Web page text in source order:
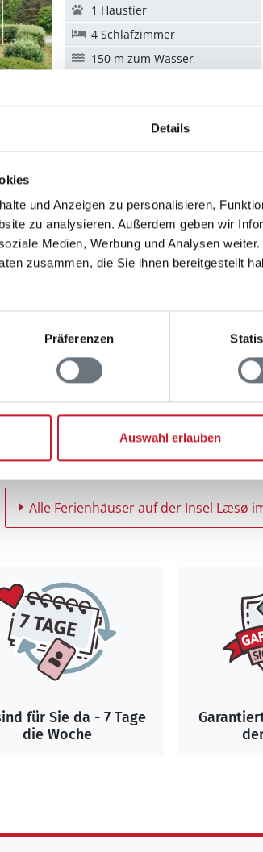
Details
und Anzeigen zu personalisieren,
zu analysieren. Außerdem geben wir
Medien, Werbung und Analysen
zusammen, die Sie ihnen bereitgestellt
Präferenzen
Auswahl erlauben
1 Haustier
4 Schlafzimmer
150 m zum Wasser
Sonne und Strand
6 Personen
1 Haustier
3 Schlafzimmer
Team Læsø Feriehusudlejning
Alle Ferienhäuser auf der Insel Læsø
für Sie da - 7 Tage
die Woche